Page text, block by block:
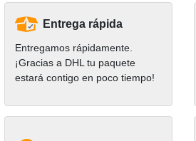
Entrega rápida
Entregamos rápidamente.
¡Gracias a DHL tu paquete
estará contigo en poco tiempo!